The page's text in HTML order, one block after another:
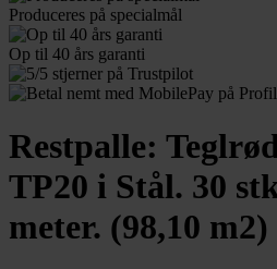
Produceres på specialmål
Op til 40 års garanti
Restpalle:
TP20 i Stål. 30
meter. (98,10